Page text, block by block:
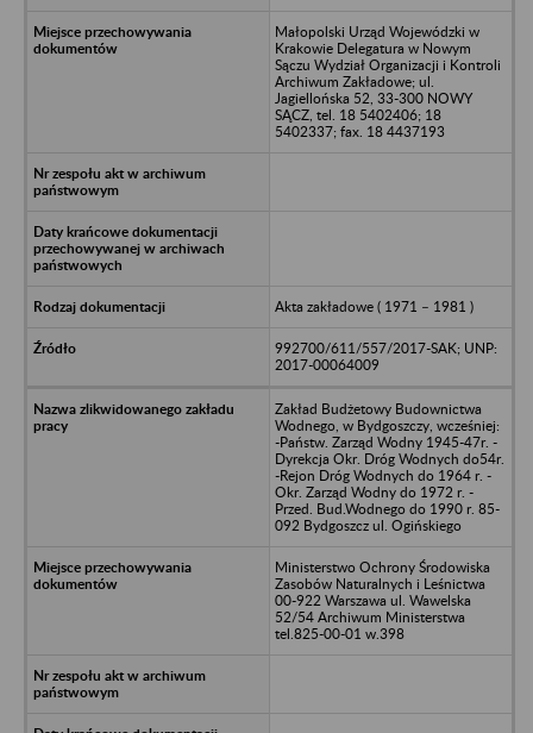
Małopolski Urząd Wojewódzki w
Krakowie Delegatura w Nowym
Sączu Wydział Organizacji i Kontroli
Archiwum Zakładowe; ul.
Jagiellońska 52, 33-300 NOWY
SĄCZ, tel. 18 5402406; 18
5402337; fax. 18 4437193
Akta zakładowe ( 1971 – 1981 )
992700/611/557/2017-SAK; UNP:
2017-00064009
Zakład Budżetowy Budownictwa
Wodnego, w Bydgoszczy, wcześniej:
-Państw. Zarząd Wodny 1945-47r. -
Dyrekcja Okr. Dróg Wodnych do54r.
-Rejon Dróg Wodnych do 1964 r. -
Okr. Zarząd Wodny do 1972 r. -
Przed. Bud.Wodnego do 1990 r. 85-
092 Bydgoszcz ul. Ogińskiego
Ministerstwo Ochrony Środowiska
Zasobów Naturalnych i Leśnictwa
00-922 Warszawa ul. Wawelska
52/54 Archiwum Ministerstwa
tel.825-00-01 w.398